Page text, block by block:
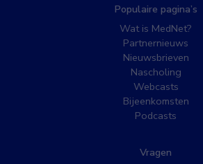
Populaire pagina’s
Wat is MedNet?
Partnernieuws
Nieuwsbrieven
Nascholing
Webcasts
Bijeenkomsten
Podcasts
Vragen